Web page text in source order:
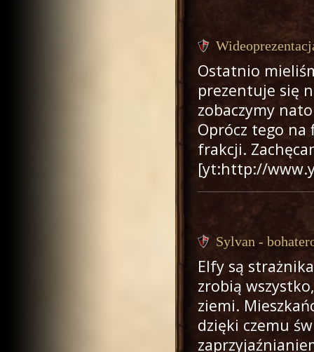
Ostatnio
prezentuje się
zobaczymy
Oprócz tego na
frakcji.
[yt:http://
Sylvan -
Elfy są
zrobią
ziemi.
dzięki czemu